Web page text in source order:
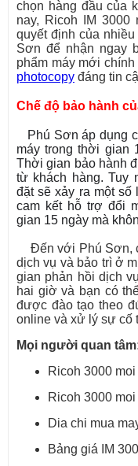
chọn hàng đầu của
nay, Ricoh IM
quyết định của
Sơn để nhận ngay
phẩm máy mới
photocopy đáng tin
Chế độ bảo hành
Phú Sơn áp dụng
máy trong thời gian
Thời gian bảo hành
từ khách hàng. Tuy
đặt sẽ xảy ra một
cam kết hỗ trợ đổi
gian 15 ngày mà
Đến với Phú Sơn,
dịch vụ và bảo trì ở
gian phản hồi dịch
hai giờ và bạn có
được đào tạo theo
online và xử lý sự cố
Mọi người quan
Ricoh 3000
Ricoh 3000
Dia chi mua
Bảng giá IM